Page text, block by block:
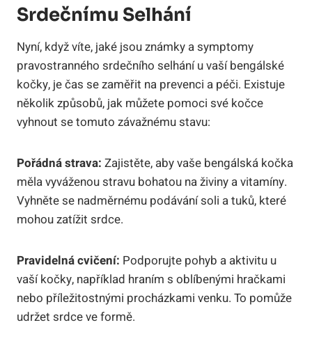
Srdečnímu Selhání
Nyní, když víte, jaké jsou známky a symptomy
pravostranného srdečního selhání u vaší bengálské
kočky, je čas se zaměřit na prevenci a péči. Existuje
několik způsobů, jak můžete pomoci své kočce
vyhnout se tomuto závažnému stavu:
Pořádná strava: Zajistěte, aby vaše bengálská kočka
měla vyváženou stravu bohatou na živiny a vitamíny.
Vyhněte se nadměrnému podávání soli a tuků, které
mohou zatížit srdce.
Pravidelná cvičení: Podporujte pohyb a aktivitu u
vaší kočky, například hraním s oblíbenými hračkami
nebo příležitostnými procházkami venku. To pomůže
udržet srdce ve formě.